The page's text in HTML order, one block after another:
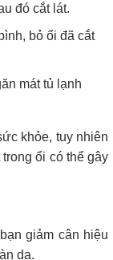
đó cắt lát.
bỏ ổi đã cắt
mát tủ lạnh
khỏe, tuy nhiên
ổi có thể gây
giảm cân hiệu
da.